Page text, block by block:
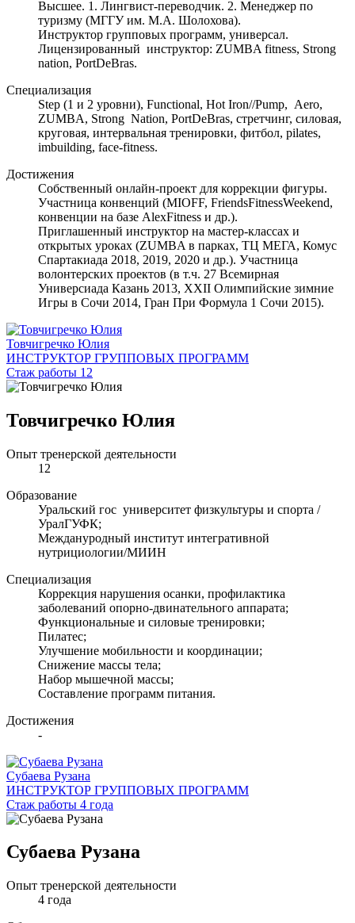
Высшее. 1. Лингвист-переводчик. 2. Менеджер по
туризму (МГГУ им. М.А. Шолохова).
Инструктор групповых программ, универсал.
Лицензированный инструктор: ZUMBA fitness, Strong
nation, PortDeBras.
Специализация
Step (1 и 2 уровни), Functional, Hot Iron//Pump, Aero,
ZUMBA, Strong Nation, PortDeBras, стретчинг, силовая,
круговая, интервальная тренировки, фитбол, pilates,
imbuilding, face-fitness.
Достижения
Собственный онлайн-проект для коррекции фигуры.
Участница конвенций (MIOFF, FriendsFitnessWeekend,
конвенции на базе AlexFitness и др.).
Приглашенный инструктор на мастер-классах и
открытых уроках (ZUMBA в парках, ТЦ МЕГА, Комус
Спартакиада 2018, 2019, 2020 и др.). Участница
волонтерских проектов (в т.ч. 27 Всемирная
Универсиада Казань 2013, XXII Олимпийские зимние
Игры в Сочи 2014, Гран При Формула 1 Сочи 2015).
Товчигречко Юлия
ИНСТРУКТОР ГРУППОВЫХ ПРОГРАММ
Стаж работы 12
Товчигречко Юлия
Опыт тренерской деятельности
12
Образование
Уральский гос университет физкультуры и спорта /
УралГУФК;
Междануродный институт интегративной
нутрициологии/МИИН
Специализация
Коррекция нарушения осанки, профилактика
заболеваний опорно-двинательного аппарата;
Функциональные и силовые тренировки;
Пилатес;
Улучшение мобильности и координации;
Снижение массы тела;
Набор мышечной массы;
Составление программ питания.
Достижения
-
Субаева Рузана
ИНСТРУКТОР ГРУППОВЫХ ПРОГРАММ
Стаж работы 4 года
Субаева Рузана
Опыт тренерской деятельности
4 года